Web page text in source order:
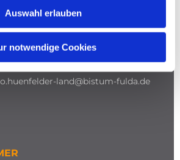
Auswahl erlauben
notwendige Cookies
land@bistum-fulda.de